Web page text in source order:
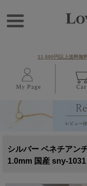
11,000円以上送料無
シルバー ベネチアン
1.0mm 国産 sny-